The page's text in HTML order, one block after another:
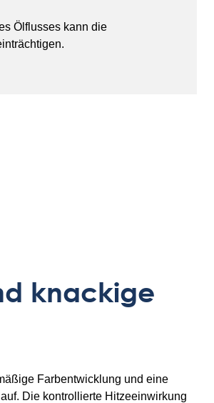
Ölflusses kann die
knackige
Farbentwicklung und eine
Die kontrollierte Hitzeeinwirkung